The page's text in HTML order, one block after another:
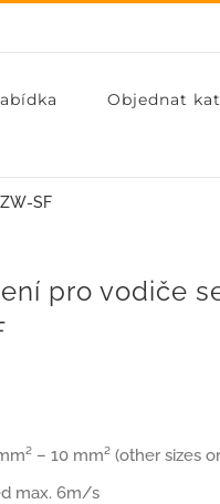
Objednat
SF
pro vodiče
– 10 mm² (other sizes
max. 6m/s